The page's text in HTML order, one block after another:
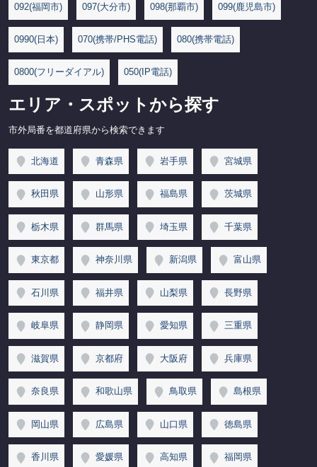
092(福岡市) 097(大分市) 098(那覇市) 099(鹿児島市)
0990(日本) 070(携帯/PHS電話) 080(携帯電話)
0800(フリーダイアル) 050(IP電話)
エリア・スポットから探す
市外局番を都道府県から検索できます
北海道 青森県 岩手県 宮城県
秋田県 山形県 福島県 茨城県
栃木県 群馬県 埼玉県 千葉県
東京都 神奈川県 新潟県 富山県
石川県 福井県 山梨県 長野県
岐阜県 静岡県 愛知県 三重県
滋賀県 京都府 大阪府 兵庫県
奈良県 和歌山県 鳥取県 島根県
岡山県 広島県 山口県 徳島県
香川県 愛媛県 高知県 福岡県